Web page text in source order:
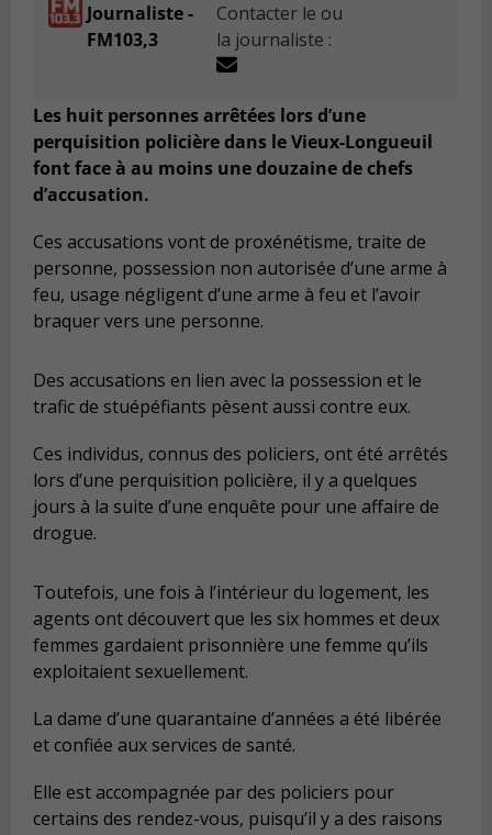
Journaliste -
FM103,3
Contacter le ou
la journaliste :
Les huit personnes arrêtées lors d’une
perquisition policière dans le Vieux-Longueuil
font face à au moins une douzaine de chefs
d’accusation.
Ces accusations vont de proxénétisme, traite de
personne, possession non autorisée d’une arme à
feu, usage négligent d’une arme à feu et l’avoir
braquer vers une personne.
Des accusations en lien avec la possession et le
trafic de stuépéfiants pèsent aussi contre eux.
Ces individus, connus des policiers, ont été arrêtés
lors d’une perquisition policière, il y a quelques
jours à la suite d’une enquête pour une affaire de
drogue.
Toutefois, une fois à l’intérieur du logement, les
agents ont découvert que les six hommes et deux
femmes gardaient prisonnière une femme qu’ils
exploitaient sexuellement.
La dame d’une quarantaine d’années a été libérée
et confiée aux services de santé.
Elle est accompagnée par des policiers pour
certains des rendez-vous, puisqu’il y a des raisons